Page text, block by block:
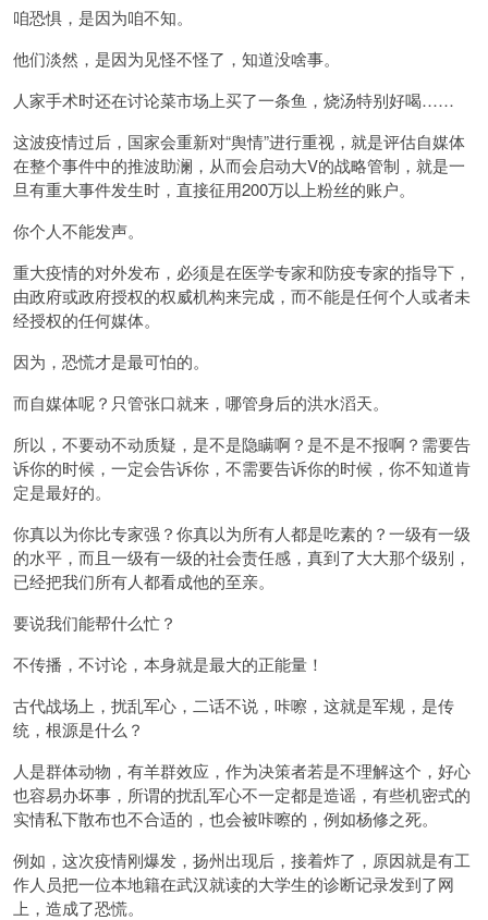
咱恐惧，是因为咱不知。
他们淡然，是因为见怪不怪了，知道没啥事。
人家手术时还在讨论菜市场上买了一条鱼，烧汤特别好喝……
这波疫情过后，国家会重新对“舆情”进行重视，就是评估自媒体
在整个事件中的推波助澜，从而会启动大V的战略管制，就是一
旦有重大事件发生时，直接征用200万以上粉丝的账户。
你个人不能发声。
重大疫情的对外发布，必须是在医学专家和防疫专家的指导下，
由政府或政府授权的权威机构来完成，而不能是任何个人或者未
经授权的任何媒体。
因为，恐慌才是最可怕的。
而自媒体呢？只管张口就来，哪管身后的洪水滔天。
所以，不要动不动质疑，是不是隐瞒啊？是不是不报啊？需要告
诉你的时候，一定会告诉你，不需要告诉你的时候，你不知道肯
定是最好的。
你真以为你比专家强？你真以为所有人都是吃素的？一级有一级
的水平，而且一级有一级的社会责任感，真到了大大那个级别，
已经把我们所有人都看成他的至亲。
要说我们能帮什么忙？
不传播，不讨论，本身就是最大的正能量！
古代战场上，扰乱军心，二话不说，咔嚓，这就是军规，是传
统，根源是什么？
人是群体动物，有羊群效应，作为决策者若是不理解这个，好心
也容易办坏事，所谓的扰乱军心不一定都是造谣，有些机密式的
实情私下散布也不合适的，也会被咔嚓的，例如杨修之死。
例如，这次疫情刚爆发，扬州出现后，接着炸了，原因就是有工
作人员把一位本地籍在武汉就读的大学生的诊断记录发到了网
上，造成了恐慌。